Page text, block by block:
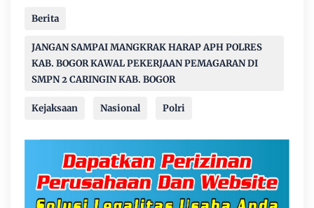
Berita
JANGAN SAMPAI MANGKRAK HARAP APH POLRES
KAB. BOGOR KAWAL PEKERJAAN PEMAGARAN DI
SMPN 2 CARINGIN KAB. BOGOR
Kejaksaan Nasional Polri